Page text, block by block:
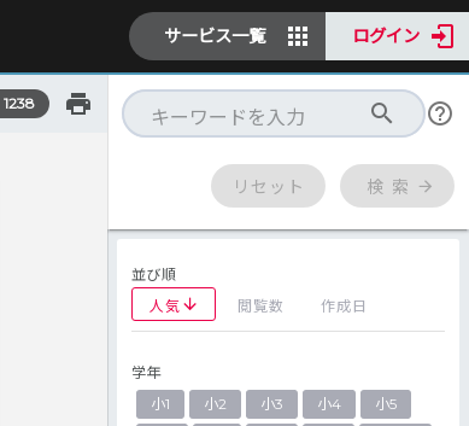
サービス一覧 ログイン
1238
リセット 検 索
並び順
人気
閲覧数 作成日
学年
小1
小2 小3 小4
小5